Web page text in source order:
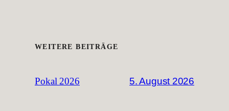
WEITERE BEITRÄGE
Pokal 2026 5. August 2026